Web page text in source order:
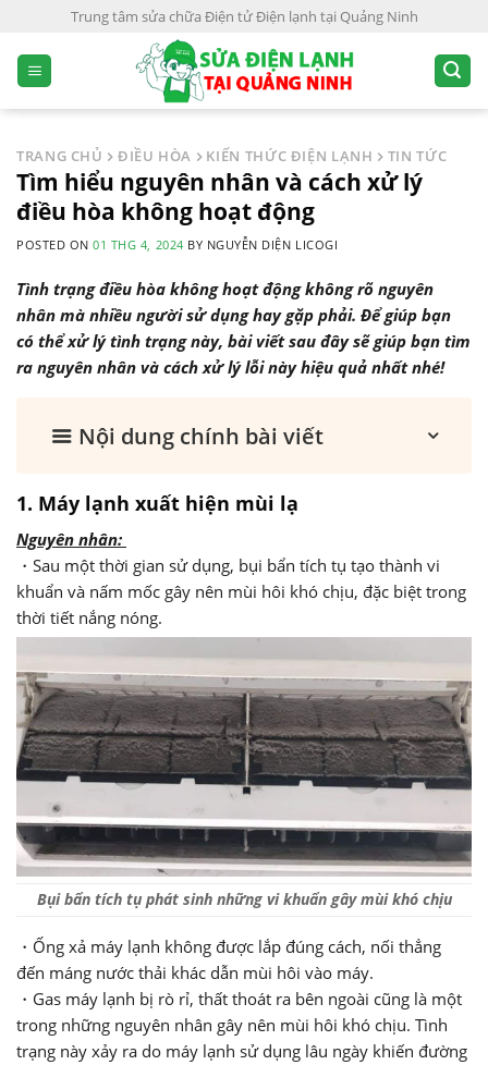
Trung tâm sửa chữa Điện tử Điện lạnh tại Quảng Ninh
TRANG CHỦ ĐIỀU HÒA KIẾN THỨC ĐIỆN LẠNH TIN TỨC
Tìm hiểu nguyên nhân và cách xử lý
điều hòa không hoạt động
POSTED ON01 THG 4, 2024 BY NGUYỄN DIỆN LICOGI
Tình trạng điều hòa không hoạt động không rõ nguyên
nhân mà nhiều người sử dụng hay gặp phải. Để giúp bạn
có thể xử lý tình trạng này, bài viết sau đây sẽ giúp bạn tìm
ra nguyên nhân và cách xử lý lỗi này hiệu quả nhất nhé!
Nội dung chính bài viết
1. Máy lạnh xuất hiện mùi lạ
Nguyên nhân:
・Sau một thời gian sử dụng, bụi bẩn tích tụ tạo thành vi
khuẩn và nấm mốc gây nên mùi hôi khó chịu, đặc biệt trong
thời tiết nắng nóng.
Bụi bẩn tích tụ phát sinh những vi khuẩn gây mùi khó chịu
・Ống xả máy lạnh không được lắp đúng cách, nối thẳng
đến máng nước thải khác dẫn mùi hôi vào máy.
・Gas máy lạnh bị rò rỉ, thất thoát ra bên ngoài cũng là một
trong những nguyên nhân gây nên mùi hôi khó chịu. Tình
trạng này xảy ra do máy lạnh sử dụng lâu ngày khiến đường